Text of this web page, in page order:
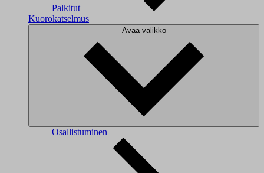
Palkitut
Kuorokatselmus
Avaa valikko
Osallistuminen